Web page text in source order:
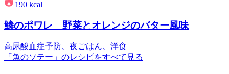
190 kcal
鯵のポワレ 野菜とオレンジのバター風味
高尿酸血症予防、夜ごはん、洋食
「魚のソテー」のレシピをすべて見る